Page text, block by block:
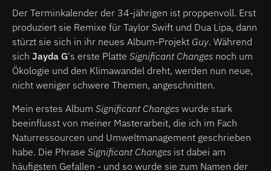
Der Terminkalender der 34-jährigen ist proppenvoll. Erst
produziert sie Remixe für Taylor Swift und Dua Lipa, dann
stürzt sie sich in ihr neues Album-Projekt Guy. Während
sich Jayda G's erste Platte Significant Changes noch um
Ökologie und den Klimawandel dreht, werden nun neue,
nicht weniger schwere Themen, angeschnitten.
Mein erstes Album Significant Changes wurde stark
beeinflusst von meiner Masterarbeit, die ich im Fach
Naturressourcen und Umweltmanagement geschrieben
habe. Die Phrase Significant Changes ist dabei am
häufigsten Gefallen - und so wurde sie zum Namen der